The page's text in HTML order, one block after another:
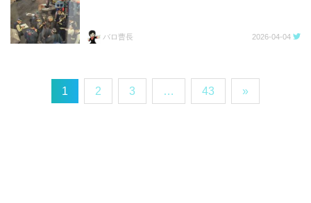
バロ曹長 2026-04-04
1 2 3 … 43 »